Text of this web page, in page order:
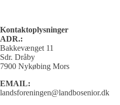
Kontaktoplysninger
ADR.:
Bakkevænget 11
Sdr. Dråby
7900 Nykøbing Mors
EMAIL:
landsforeningen@landbosenior.dk